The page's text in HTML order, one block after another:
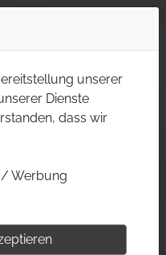
unserer
Dienste
dass wir
Werbung